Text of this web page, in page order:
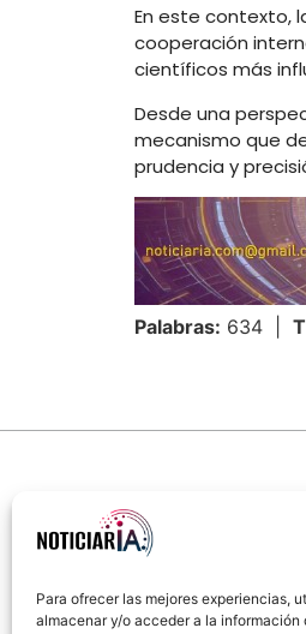
Para ofrecer las mejores experiencias,
almacenar y/o acceder a la
En este contexto,
cooperación
científicos más
Desde una
mecanismo que
prudencia y
Palabras: 634 |
Sobre Nosotros